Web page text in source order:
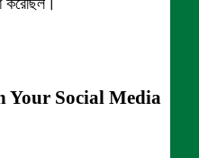
করেছিল।
Your Social Media